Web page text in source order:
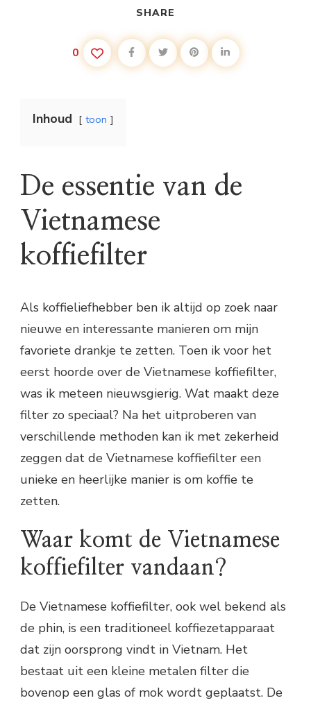
SHARE
0
Inhoud toon
De essentie van de
Vietnamese
koffiefilter
Als koffieliefhebber ben ik altijd op zoek naar
nieuwe en interessante manieren om mijn
favoriete drankje te zetten. Toen ik voor het
eerst hoorde over de Vietnamese koffiefilter,
was ik meteen nieuwsgierig. Wat maakt deze
filter zo speciaal? Na het uitproberen van
verschillende methoden kan ik met zekerheid
zeggen dat de Vietnamese koffiefilter een
unieke en heerlijke manier is om koffie te
zetten.
Waar komt de Vietnamese
koffiefilter vandaan?
De Vietnamese koffiefilter, ook wel bekend als
de phin, is een traditioneel koffiezetapparaat
dat zijn oorsprong vindt in Vietnam. Het
bestaat uit een kleine metalen filter die
bovenop een glas of mok wordt geplaatst. De